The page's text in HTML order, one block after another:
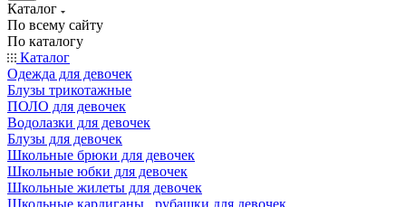
Каталог
По всему сайту
По каталогу
Каталог
Одежда для девочек
Блузы трикотажные
ПОЛО для девочек
Водолазки для девочек
Блузы для девочек
Школьные брюки для девочек
Школьные юбки для девочек
Школьные жилеты для девочек
Школьные кардиганы , рубашки для девочек